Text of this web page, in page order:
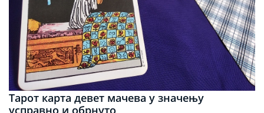
Тарот карта девет мачева у значењу
усправно и обрнуто